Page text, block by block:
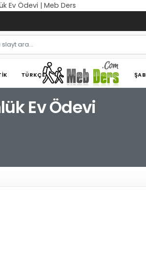
Ev Ödevi | Meb Ders
TÜRKÇE
Ev Ödevi